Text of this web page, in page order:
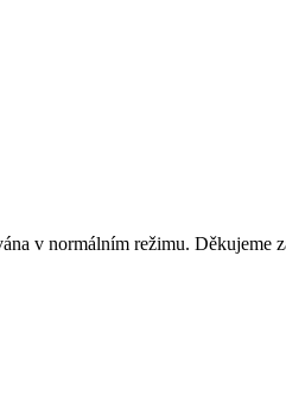
v normálním režimu. Děkujeme